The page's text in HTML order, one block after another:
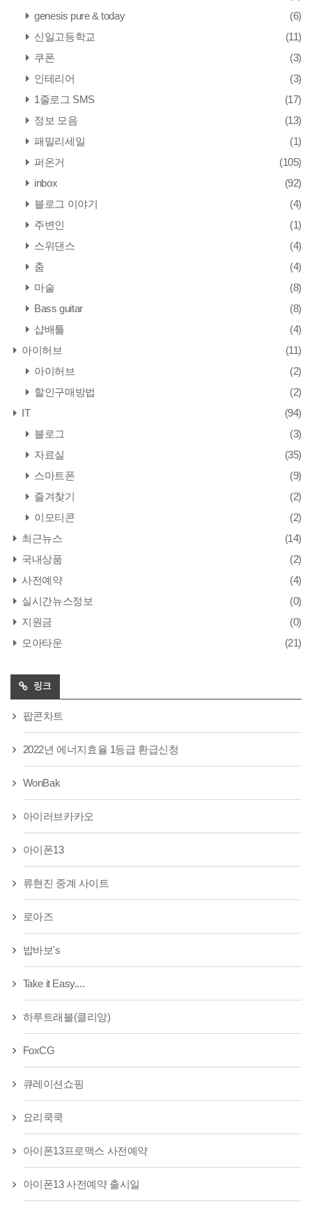
genesis pure & today
(6)
신일고등학교
(11)
쿠폰
(3)
인테리어
(3)
1줄로그 SMS
(17)
정보 모음
(13)
패밀리세일
(1)
퍼온거
(105)
inbox
(92)
블로그 이야기
(4)
주변인
(1)
스위댄스
(4)
춤
(4)
마술
(8)
Bass guitar
(8)
샵배틀
(4)
아이허브
(11)
아이허브
(2)
할인구매방법
(2)
IT
(94)
블로그
(3)
자료실
(35)
스마트폰
(9)
즐겨찾기
(2)
이모티콘
(2)
최근뉴스
(14)
국내상품
(2)
사전예약
(4)
실시간뉴스정보
(0)
지원금
(0)
모아타운
(21)
링크
팝콘차트
2022년 에너지효율 1등급 환급신청
WonBak
아이러브카카오
아이폰13
류현진 중계 사이트
로아즈
밥바보's
Take it Easy....
하루트래블(클리앙)
FoxCG
큐레이션쇼핑
요리쿡쿡
아이폰13프로맥스 사전예약
아이폰13 사전예약 출시일